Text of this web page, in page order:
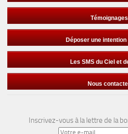
Témoignages
Déposer une intention
Les SMS du Ciel et
Nous
Inscrivez-vous à la lettre de la